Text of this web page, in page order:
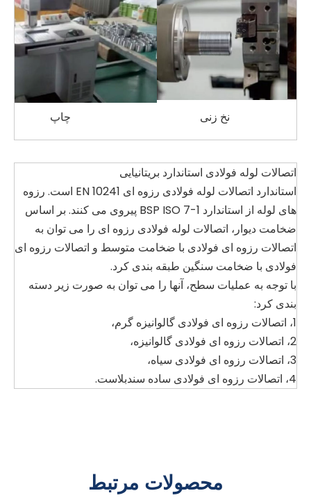
نخ زنی چاپ
اتصالات لوله فولادی استاندارد بریتانیایی
استاندارد اتصالات لوله فولادی رزوه ای EN 10241 است. رزوه
های لوله از استاندارد BSP ISO 7-1 پیروی می کنند. بر اساس
ضخامت دیوار، اتصالات لوله فولادی رزوه ای را می توان به
اتصالات رزوه ای فولادی با ضخامت متوسط ​​و اتصالات رزوه ای
فولادی با ضخامت سنگین طبقه بندی کرد.
با توجه به عملیات سطح، آنها را می توان به صورت زیر دسته
بندی کرد:
1، اتصالات رزوه ای فولادی گالوانیزه گرم،
2، اتصالات رزوه ای فولادی گالوانیزه،
3، اتصالات رزوه ای فولادی سیاه،
4، اتصالات رزوه ای فولادی ساده سندبلاست.
محصولات مرتبط